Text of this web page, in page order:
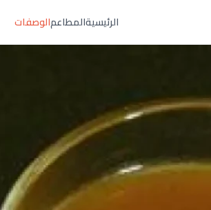
الرئيسيةالمطاعمالوصفات